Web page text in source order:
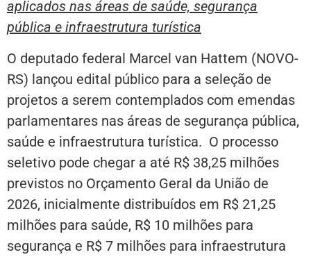
aplicados nas áreas de saúde, segurança
pública e infraestrutura turística
O deputado federal Marcel van Hattem (NOVO-
RS) lançou edital público para a seleção de
projetos a serem contemplados com emendas
parlamentares nas áreas de segurança pública,
saúde e infraestrutura turística. O processo
seletivo pode chegar a até R$ 38,25 milhões
previstos no Orçamento Geral da União de
2026, inicialmente distribuídos em R$ 21,25
milhões para saúde, R$ 10 milhões para
segurança e R$ 7 milhões para infraestrutura